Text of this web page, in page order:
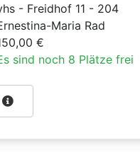
- Freidhof 11 - 204
Maria Rad
€
sind noch 8 Plätze frei